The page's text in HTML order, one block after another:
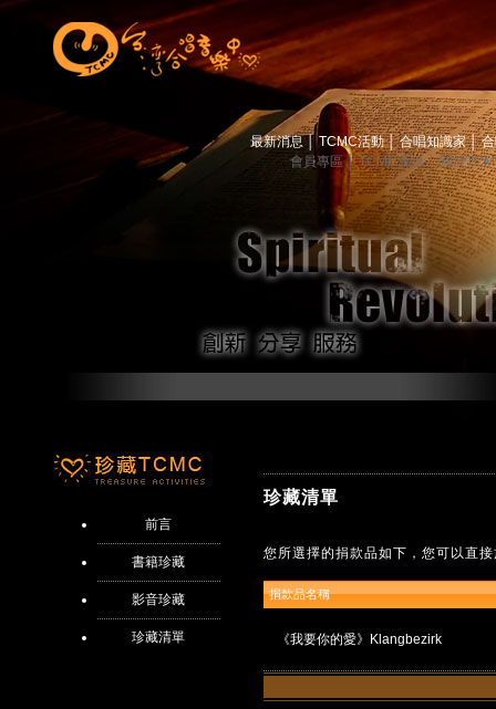
最新消息 TCMC活動│ 合唱知識家│
會員專區│ TCMC會訊│ 關於
前言
書籍珍藏
影音珍藏
珍藏清單
珍藏清單
您所選擇的捐款品如下，您可以直
捐款品名稱
《我要你的愛》Klangbezirk